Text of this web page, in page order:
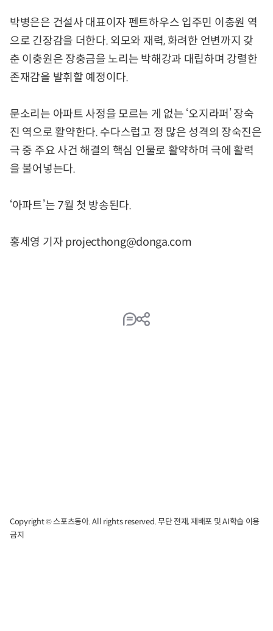
박병은은 건설사 대표이자 펜트하우스 입주민 이충원 역
으로 긴장감을 더한다. 외모와 재력, 화려한 언변까지 갖
춘 이충원은 장충금을 노리는 박해강과 대립하며 강렬한
존재감을 발휘할 예정이다.
문소리는 아파트 사정을 모르는 게 없는 ‘오지라퍼’ 장숙
진 역으로 활약한다. 수다스럽고 정 많은 성격의 장숙진은
극 중 주요 사건 해결의 핵심 인물로 활약하며 극에 활력
을 불어넣는다.
‘아파트’는 7월 첫 방송된다.
홍세영 기자 projecthong@donga.com
Copyright © 스포츠동아. All rights reserved. 무단 전재, 재배포 및 AI학습 이용
금지